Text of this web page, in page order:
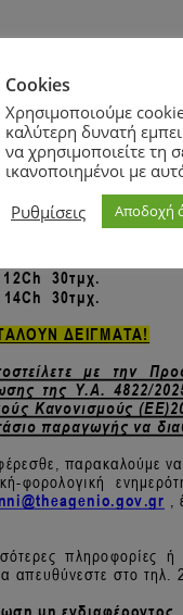
Cookies
Χρησιμοποιούμε
καλύτερη δυνατή
να χρησιμοποιείτε τη
ικανοποιημένοι με
Ρυθμίσεις
Αποδοχή